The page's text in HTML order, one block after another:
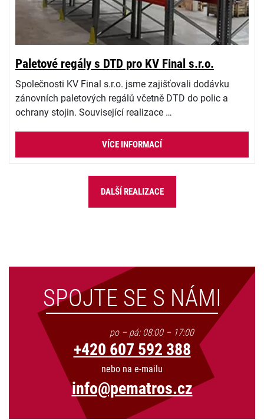
Paletové regály s DTD pro KV Final s.r.o.
Společnosti KV Final s.r.o. jsme zajišťovali dodávku
zánovních paletových regálů včetně DTD do polic a
ochrany stojin. Související realizace …
VÍCE INFORMACÍ
DALŠÍ REALIZACE
SPOJTE SE S NÁMI
po – pá: 08:00 – 17:00
+420 607 592 388
nebo na e-mailu
info@pematros.cz